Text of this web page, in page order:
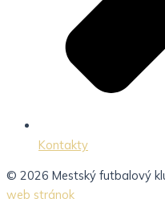
Kontakty
© 2026 Mestský futbalový
web stránok